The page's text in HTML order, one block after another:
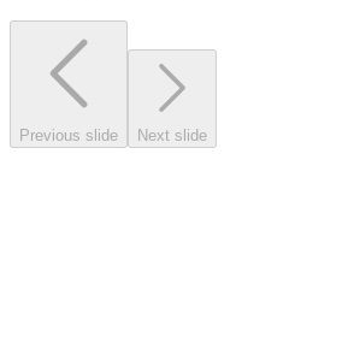
Previous slide Next slide